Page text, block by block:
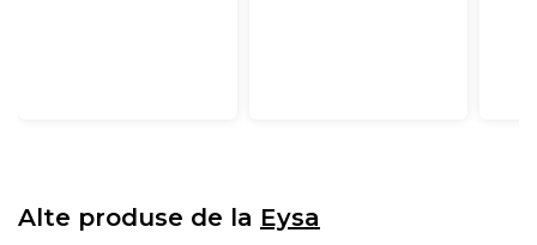
Alte produse de la Eysa